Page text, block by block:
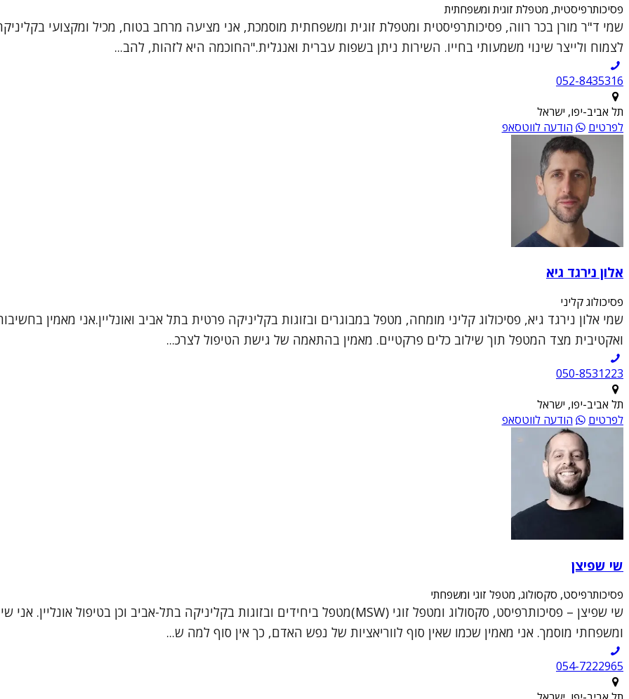
פסיכותרפיסטית, מטפלת זוגית ומשפחתית
שמי ד"ר מורן בכר רווה, פסיכותרפיסטית ומטפלת זוגית ומשפחתית מוסמכת, אני מציעה מרחב בטוח, מכיל ומקצועי
לצמוח ולייצר שינוי משמעותי בחייו. השירות ניתן בשפות עברית ואנגלית."החוכמה היא לזהות, להב...
052-8435316
תל אביב-יפו, ישראל
לפרטים
הודעה לווטסאפ
אלון נירגד גיא
פסיכולוג קליני
שמי אלון נירגד גיא, פסיכולוג קליני מומחה, מטפל במבוגרים ובזוגות בקליניקה פרטית בתל אביב ואונליין.אני מאמין
ואקטיבית מצד המטפל תוך שילוב כלים פרקטיים. מאמין בהתאמה של גישת הטיפול לצרכ...
050-8531223
תל אביב-יפו, ישראל
לפרטים
הודעה לווטסאפ
שי שפיצן
פסיכותרפיסט, סקסולוג, מטפל זוגי ומשפחתי
ומשפחתי מוסמך. אני מאמין שכמו שאין סוף לווריאציות של נפש האדם, כך אין סוף למה ש...
054-7222965